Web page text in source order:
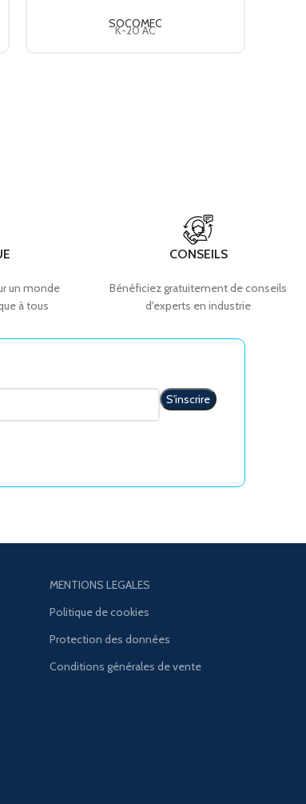
SOCOMEC
K-20 AC
un monde
à tous
CONSEILS
Bénéficiez gratuitement de conseils
d'experts en industrie
MENTIONS LEGALES
Politique de cookies
Protection des données
Conditions générales de vente